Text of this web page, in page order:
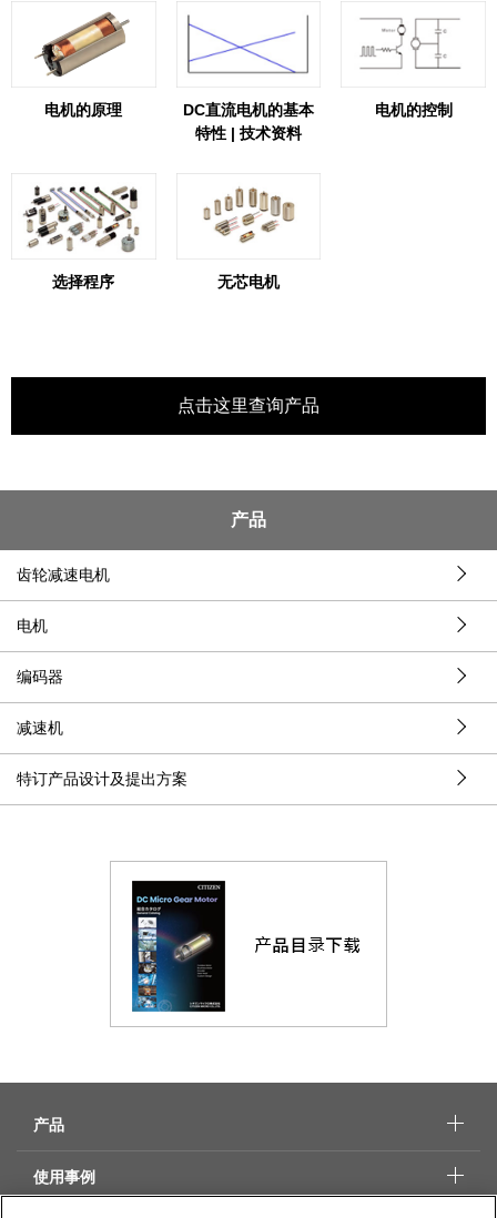
电机的原理
DC直流电机的基本
特性 | 技术资料
电机的控制
选择程序 无芯电机
点击这里查询产品
产品
齿轮减速电机
电机
编码器
减速机
特订产品设计及提出方案
产品
使用事例